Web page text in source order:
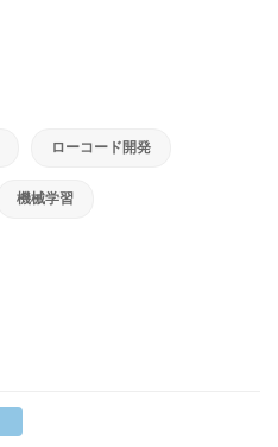
ローコード開発
機械学習